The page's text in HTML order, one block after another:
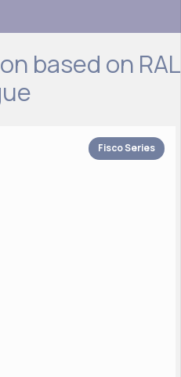
based on RAL
Fisco Series